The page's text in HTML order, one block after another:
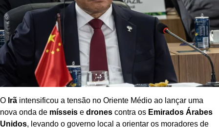
O Irã intensificou a tensão no Oriente Médio ao lançar uma
nova onda de mísseis e drones contra os Emirados Árabes
Unidos, levando o governo local a orientar os moradores de